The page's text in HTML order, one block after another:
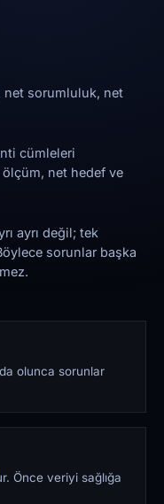
net sorumluluk, net
cümleleri
net hedef ve
ayrı değil; tek
sorunlar başka
olunca sorunlar
Önce veriyi sağlığa